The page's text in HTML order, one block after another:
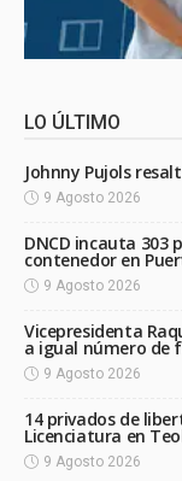
LO ÚLTIMO
Johnny Pujols
9 Agosto 2026
DNCD incauta 303
contenedor en
9 Agosto 2026
Vicepresidenta
a igual número de
9 Agosto 2026
14 privados de
Licenciatura en
9 Agosto 2026